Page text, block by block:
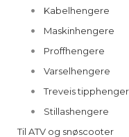
Kabelhengere
Maskinhengere
Proffhengere
Varselhengere
Treveis
Stillashengere
Til ATV og snøscooter